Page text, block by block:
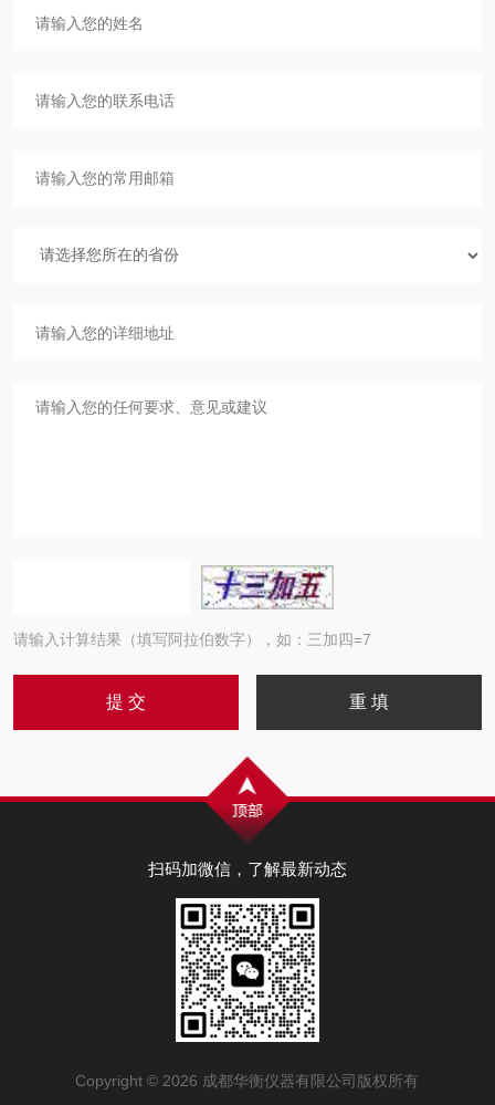
请输入计算结果（填写阿拉伯数字），如：三加四=7
扫码加微信，了解最新动态
Copyright © 2026 成都华衡仪器有限公司版权所有